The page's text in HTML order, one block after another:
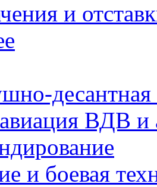
и
десантная
ВДВ и
и боевая